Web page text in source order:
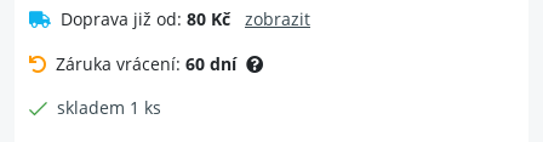
Doprava již od: 80 Kč
zobrazit
Záruka vrácení: 60 dní
skladem 1 ks